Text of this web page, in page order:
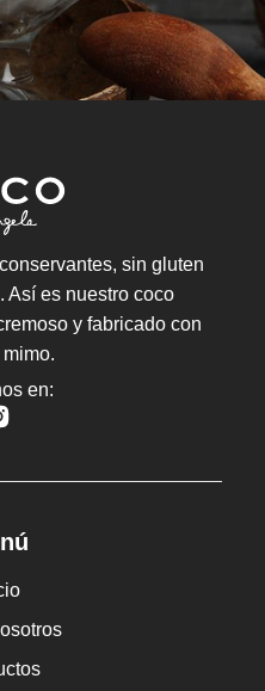
sin gluten
Así es nuestro coco
y fabricado con
en: